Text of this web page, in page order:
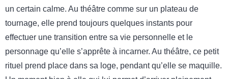
un certain calme. Au théâtre comme sur un plateau de
tournage, elle prend toujours quelques instants pour
effectuer une transition entre sa vie personnelle et le
personnage qu’elle s’apprête à incarner. Au théâtre, ce petit
rituel prend place dans sa loge, pendant qu’elle se maquille.